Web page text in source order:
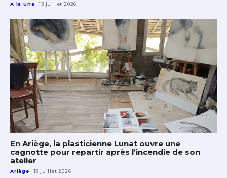
A la une 13 juillet 2026
En Ariège, la plasticienne Lunat ouvre une
cagnotte pour repartir après l’incendie de son
atelier
Ariège 13 juillet 2026